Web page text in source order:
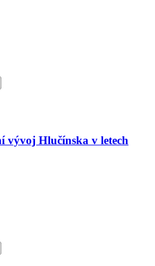
vývoj Hlučínska v letech